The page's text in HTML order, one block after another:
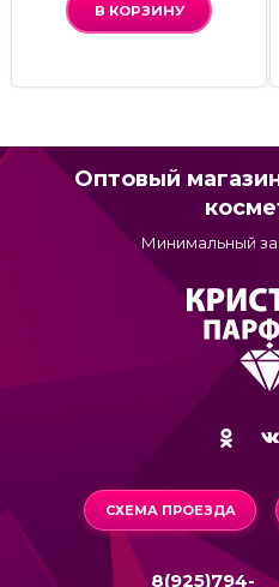
В КОРЗИНУ
Оптовый
Минимальный
СХЕМА ПРОЕЗДА
8(925)794-